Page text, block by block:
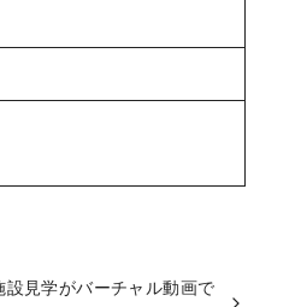
見学がバーチャル動画で